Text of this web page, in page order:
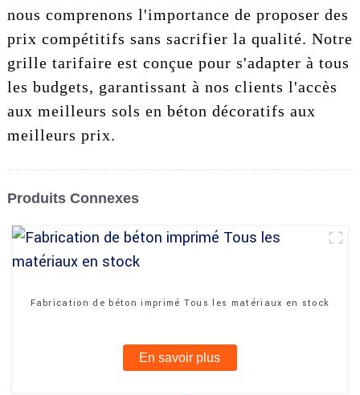
nous comprenons l'importance de proposer des
prix compétitifs sans sacrifier la qualité. Notre
grille tarifaire est conçue pour s'adapter à tous
les budgets, garantissant à nos clients l'accès
aux meilleurs sols en béton décoratifs aux
meilleurs prix.
Produits Connexes
Fabrication de béton imprimé Tous les matériaux en stock
En savoir plus